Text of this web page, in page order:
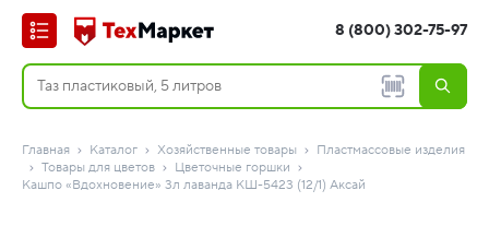
8 (800) 302-75-97
Главная Каталог Хозяйственные товары
Пластмассовые изделия
Товары для цветов
Цветочные горшки
Кашпо «Вдохновение» 3л лаванда КШ-5423 (12/1) Аксай